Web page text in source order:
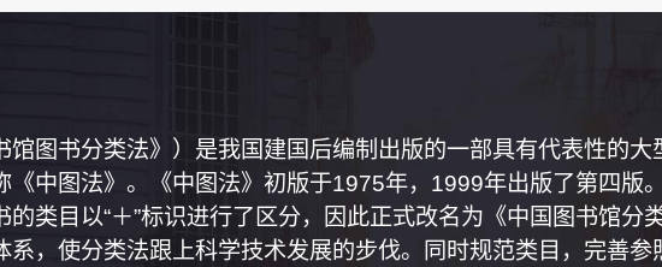
馆图书分类法》）是我国建国后编制出版的一部具有代表性的大
中图法》。《中图法》初版于1975年，1999年出版了第四版
类目以“＋”标识进行了区分，因此正式改名为《中国图书馆分
，使分类法跟上科学技术发展的步伐。同时规范类目，完善